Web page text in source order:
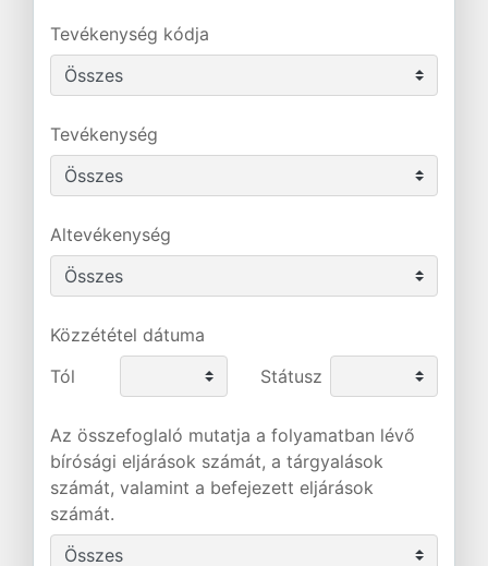
Tevékenység kódja
Tevékenység
Altevékenység
Közzététel dátuma
Tól
Státusz
Az összefoglaló mutatja a folyamatban lévő
bírósági eljárások számát, a tárgyalások
számát, valamint a befejezett eljárások
számát.